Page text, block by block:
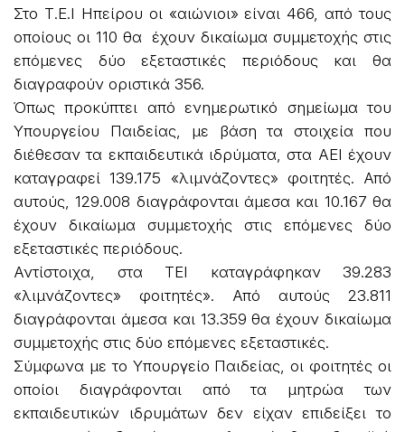
Στο Τ.Ε.Ι Ηπείρου οι «αιώνιοι» είναι 466, από τους
οποίους οι 110 θα έχουν δικαίωμα συμμετοχής στις
επόμενες δύο εξεταστικές περιόδους και θα
διαγραφούν οριστικά 356.
Όπως προκύπτει από ενημερωτικό σημείωμα του
Υπουργείου Παιδείας, με βάση τα στοιχεία που
διέθεσαν τα εκπαιδευτικά ιδρύματα, στα ΑΕΙ έχουν
καταγραφεί 139.175 «λιμνάζοντες» φοιτητές. Από
αυτούς, 129.008 διαγράφονται άμεσα και 10.167 θα
έχουν δικαίωμα συμμετοχής στις επόμενες δύο
εξεταστικές περιόδους.
Αντίστοιχα, στα ΤΕΙ καταγράφηκαν 39.283
«λιμνάζοντες» φοιτητές». Από αυτούς 23.811
διαγράφονται άμεσα και 13.359 θα έχουν δικαίωμα
συμμετοχής στις δύο επόμενες εξεταστικές.
Σύμφωνα με το Υπουργείο Παιδείας, οι φοιτητές οι
οποίοι διαγράφονται από τα μητρώα των
εκπαιδευτικών ιδρυμάτων δεν είχαν επιδείξει το